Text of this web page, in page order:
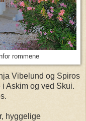
rommene
Vibelund og Spiros
Askim og ved Skui.
hyggelige